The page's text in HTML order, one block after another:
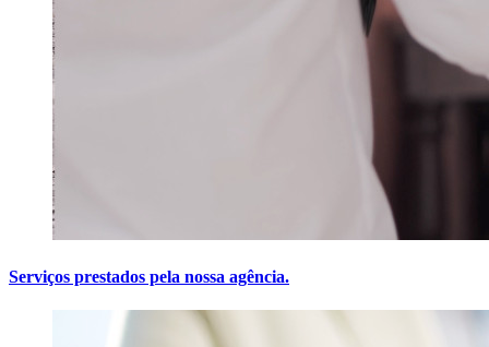
Serviços prestados pela nossa agência.